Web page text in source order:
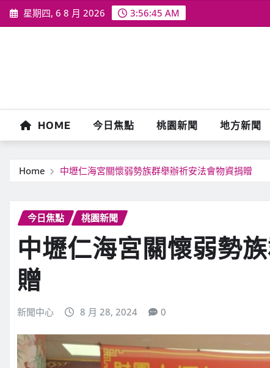
Skip
to
星期四, 6 8 月 2026 3:56:47 AM
HOME 今日焦點 桃園新聞 地方新聞
Home 中壢仁海宮關懷弱勢族群舉辦祈安法會物資捐贈
今日焦點 桃園新聞
中壢仁海宮關懷弱勢
贈
新聞中心 8 月 28, 2024 0